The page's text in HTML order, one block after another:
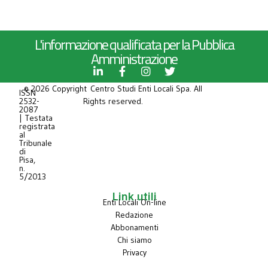
L'informazione qualificata per la Pubblica
Amministrazione
ISSN
2532-
2087
| Testata
registrata
al
Tribunale
di
Pisa,
n.
5/2013
© 2026 Copyright Centro Studi Enti Locali Spa. All
Rights reserved.
Link utili
Enti Locali On-line
Redazione
Abbonamenti
Chi siamo
Privacy